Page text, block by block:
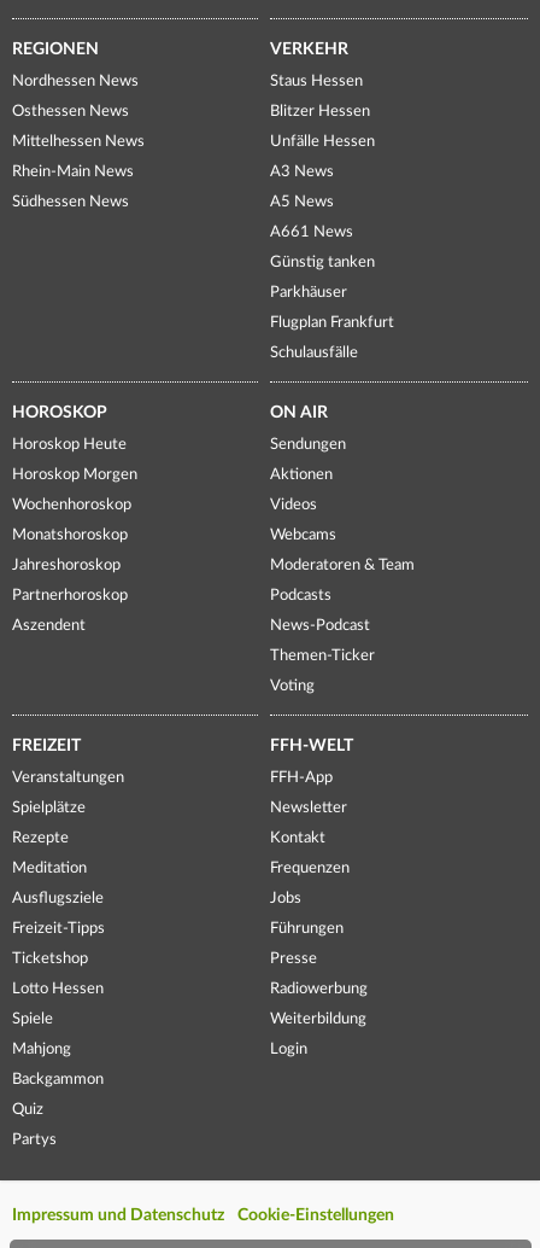
REGIONEN
Nordhessen News
Osthessen News
Mittelhessen News
Rhein-Main News
Südhessen News
VERKEHR
Staus Hessen
Blitzer Hessen
Unfälle Hessen
A3 News
A5 News
A661 News
Günstig tanken
Parkhäuser
Flugplan Frankfurt
Schulausfälle
HOROSKOP
Horoskop Heute
Horoskop Morgen
Wochenhoroskop
Monatshoroskop
Jahreshoroskop
Partnerhoroskop
Aszendent
ON AIR
Sendungen
Aktionen
Videos
Webcams
Moderatoren & Team
Podcasts
News-Podcast
Themen-Ticker
Voting
FREIZEIT
Veranstaltungen
Spielplätze
Rezepte
Meditation
Ausflugsziele
Freizeit-Tipps
Ticketshop
Lotto Hessen
Spiele
Mahjong
Backgammon
Quiz
Partys
FFH-WELT
FFH-App
Newsletter
Kontakt
Frequenzen
Jobs
Führungen
Presse
Radiowerbung
Weiterbildung
Login
Impressum und Datenschutz Cookie-Einstellungen